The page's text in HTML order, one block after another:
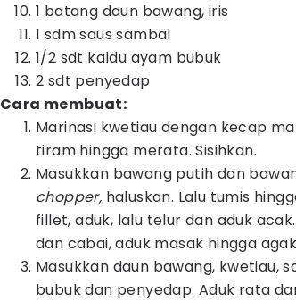
1 batang daun bawang, iris
1 sdm saus sambal
1/2 sdt kaldu ayam bubuk
2 sdt penyedap
Cara membuat:
Marinasi kwetiau dengan kecap
tiram hingga merata. Sisihkan.
Masukkan bawang putih dan
chopper, haluskan. Lalu tumis
fillet, aduk, lalu telur dan aduk
dan cabai, aduk masak hingga
Masukkan daun bawang, kwetiau,
bubuk dan penyedap. Aduk rata